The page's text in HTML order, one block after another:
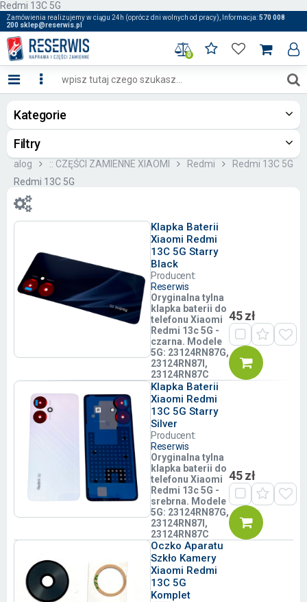
Redmi 13C 5G
Zamówienia realizujemy w ciągu 24h (oprócz dni wolnych od pracy), Informacja:570 008
200 sklep@reserwis.pl
0
Kategorie
Filtry
Katalog :: CZĘŚCI ZAMIENNE XIAOMI Redmi
Redmi 13C 5G
Redmi 13C 5G
Klapka Baterii
Xiaomi Redmi
13C 5G Starry
Black
Producent:
Reserwis
Oryginalna tylna
klapka baterii do
telefonu Xiaomi
Redmi 13c 5G -
czarna. Modele
5G: 23124RN87G,
23124RN87I,
23124RN87C
45 zł
Klapka Baterii
Xiaomi Redmi
13C 5G Starry
Silver
Producent:
Reserwis
Oryginalna tylna
klapka baterii do
telefonu Xiaomi
Redmi 13c 5G -
srebrna. Modele
5G: 23124RN87G,
23124RN87I,
23124RN87C
45 zł
Oczko Aparatu
Szkło Kamery
Xiaomi Redmi
13C 5G
Komplet